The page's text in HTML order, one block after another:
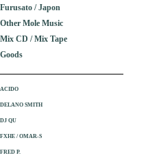
Furusato / Japon
Other Mole Music
Mix CD / Mix Tape
Goods
ACIDO
DELANO SMITH
DJ QU
FXHE / OMAR-S
FRED P.